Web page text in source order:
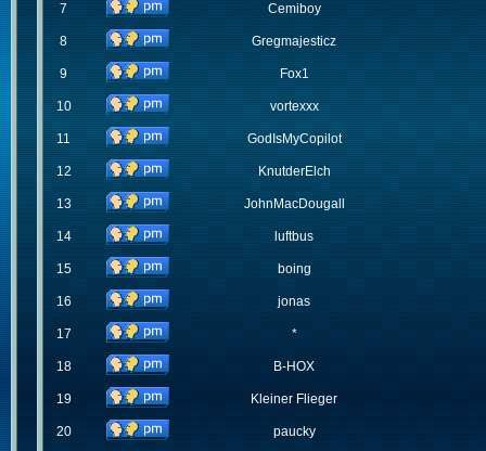
7 Cemiboy
8 Gregmajesticz
9 Fox1
10 vortexxx
11 GodIsMyCopilot
12 KnutderElch
13 JohnMacDougall
14 luftbus
15 boing
16 jonas
17 *
18 B-HOX
19 Kleiner Flieger
20 paucky